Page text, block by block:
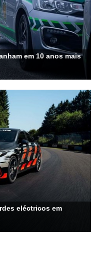
em 10 anos mais
eléctricos em